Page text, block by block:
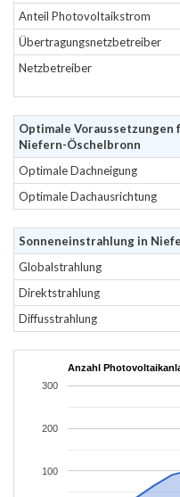
Anteil Photovoltaikstrom
Übertragungsnetzbetreiber
Netzbetreiber
Optimale Voraussetzungen
Niefern-Öschelbronn
Optimale Dachneigung
Optimale Dachausrichtung
Sonneneinstrahlung in
Globalstrahlung
Direktstrahlung
Diffusstrahlung
Anzahl
100
200
300